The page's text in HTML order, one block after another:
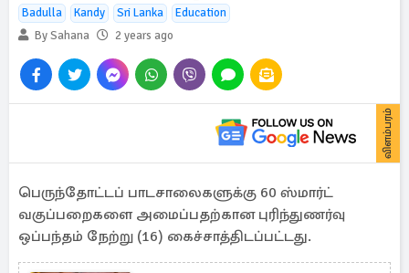
Badulla Kandy Sri Lanka
Education
By Sahana
2 years ago
விளம்பரம்
பெருந்தோட்டப் பாடசாலைகளுக்கு 60 ஸ்மார்ட்
வகுப்பறைகளை அமைப்பதற்கான புரிந்துணர்வு
ஒப்பந்தம் நேற்று (16) கைச்சாத்திடப்பட்டது.